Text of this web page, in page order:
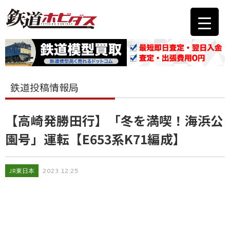
鉄道投稿情報局
【高崎発勝田行】「冬を満喫！海浜公
園号」運転【E653系K71編成】
JR東日本 2023.12.25